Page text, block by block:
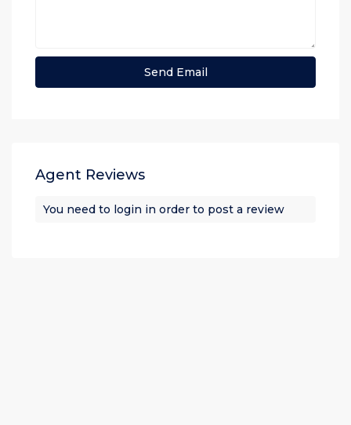
Agent Reviews
You need to login in order to post a review